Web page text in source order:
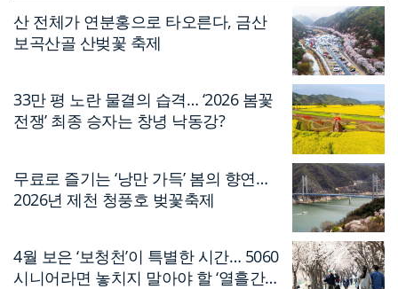
산 전체가 연분홍으로 타오른다, 금산
보곡산골 산벚꽃 축제
33만 평 노란 물결의 습격… ‘2026 봄꽃
전쟁’ 최종 승자는 창녕 낙동강?
무료로 즐기는 ‘낭만 가득’ 봄의 향연…
2026년 제천 청풍호 벚꽃축제
4월 보은 ‘보청천’이 특별한 시간… 5060
시니어라면 놓치지 말아야 할 ‘열흘간의